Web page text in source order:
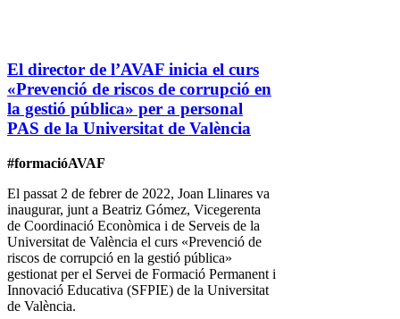
El director de l’AVAF inicia el curs
«Prevenció de riscos de corrupció en
la gestió pública» per a personal
PAS de la Universitat de València
#formacióAVAF
El passat 2 de febrer de 2022, Joan Llinares va
inaugurar, junt a Beatriz Gómez, Vicegerenta
de Coordinació Econòmica i de Serveis de la
Universitat de València el curs «Prevenció de
riscos de corrupció en la gestió pública»
gestionat per el Servei de Formació Permanent i
Innovació Educativa (SFPIE) de la Universitat
de València.